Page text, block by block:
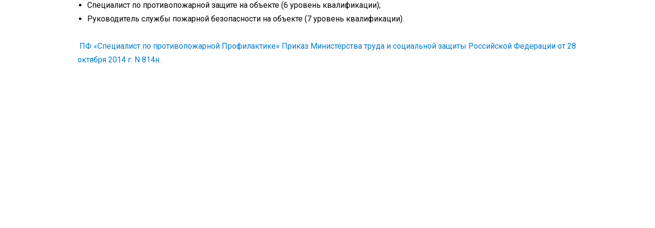
Специалист по противопожарной защите на объекте (6 уровень квалификации);
Руководитель службы пожарной безопасности на объекте (7 уровень квалификации).
ПФ «Специалист по противопожарной Профилактике» Приказ Министерства труда и социальной защиты Российской Федерации от 28
октября 2014 г. N 814н.